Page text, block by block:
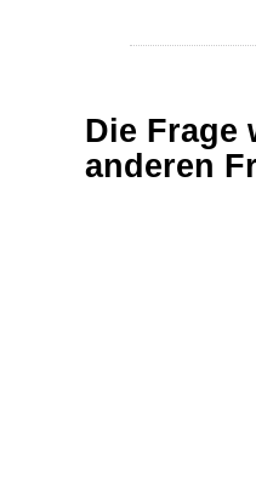
Die Frage
anderen